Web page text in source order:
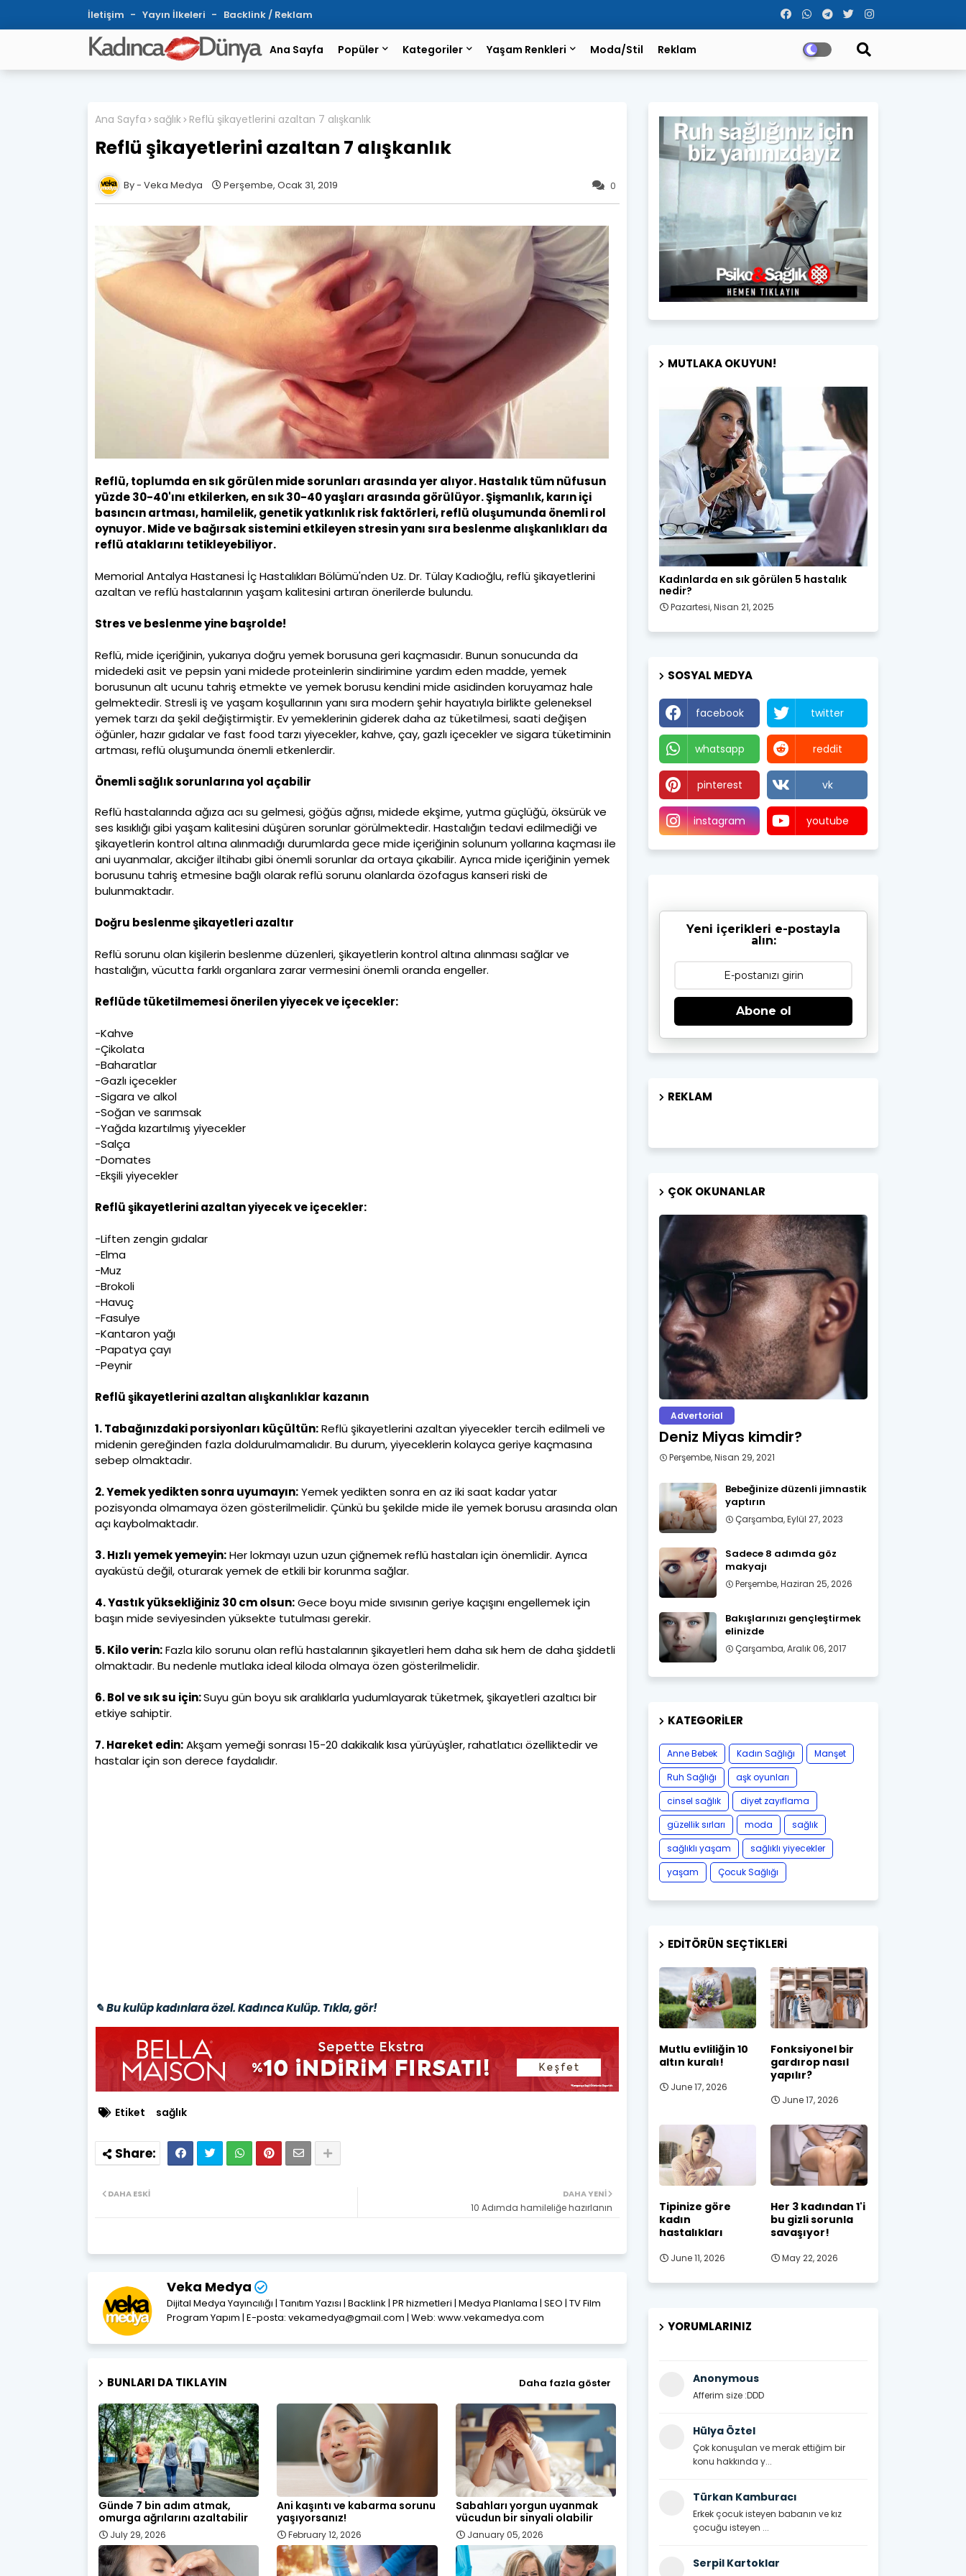
İletişim Yayın İlkeleri Backlink / Reklam
Ana Sayfa Popüler Kategoriler Yaşam Renkleri Moda/Stil Reklam
Ana Sayfa sağlık Reflü şikayetlerini azaltan 7 alışkanlık
Reflü şikayetlerini azaltan 7 alışkanlık
0
Veka Medya Perşembe, Ocak 31, 2019
Reflü, toplumda en sık görülen mide sorunları arasında yer alıyor. Hastalık tüm nüfusun
yüzde 30-40'ını etkilerken, en sık 30-40 yaşları arasında görülüyor. Şişmanlık, karın içi
basıncın artması, hamilelik, genetik yatkınlık risk faktörleri, reflü oluşumunda önemli rol
oynuyor. Mide ve bağırsak sistemini etkileyen stresin yanı sıra beslenme alışkanlıkları da
reflü ataklarını tetikleyebiliyor.
Memorial Antalya Hastanesi İç Hastalıkları Bölümü'nden Uz. Dr. Tülay Kadıoğlu, reflü şikayetlerini
azaltan ve reflü hastalarının yaşam kalitesini artıran önerilerde bulundu.
Stres ve beslenme yine başrolde!
Reflü, mide içeriğinin, yukarıya doğru yemek borusuna geri kaçmasıdır. Bunun sonucunda da
midedeki asit ve pepsin yani midede proteinlerin sindirimine yardım eden madde, yemek
borusunun alt ucunu tahriş etmekte ve yemek borusu kendini mide asidinden koruyamaz hale
gelmektedir. Stresli iş ve yaşam koşullarının yanı sıra modern şehir hayatıyla birlikte geleneksel
yemek tarzı da şekil değiştirmiştir. Ev yemeklerinin giderek daha az tüketilmesi, saati değişen
öğünler, hazır gıdalar ve fast food tarzı yiyecekler, kahve, çay, gazlı içecekler ve sigara tüketiminin
artması, reflü oluşumunda önemli etkenlerdir.
Önemli sağlık sorunlarına yol açabilir
Reflü hastalarında ağıza acı su gelmesi, göğüs ağrısı, midede ekşime, yutma güçlüğü, öksürük ve
ses kısıklığı gibi yaşam kalitesini düşüren sorunlar görülmektedir. Hastalığın tedavi edilmediği ve
şikayetlerin kontrol altına alınmadığı durumlarda gece mide içeriğinin solunum yollarına kaçması ile
ani uyanmalar, akciğer iltihabı gibi önemli sorunlar da ortaya çıkabilir. Ayrıca mide içeriğinin yemek
borusunu tahriş etmesine bağlı olarak reflü sorunu olanlarda özofagus kanseri riski de
bulunmaktadır.
Doğru beslenme şikayetleri azaltır
Reflü sorunu olan kişilerin beslenme düzenleri, şikayetlerin kontrol altına alınması sağlar ve
hastalığın, vücutta farklı organlara zarar vermesini önemli oranda engeller.
Reflüde tüketilmemesi önerilen yiyecek ve içecekler:
-Kahve
-Çikolata
-Baharatlar
-Gazlı içecekler
-Sigara ve alkol
-Soğan ve sarımsak
-Yağda kızartılmış yiyecekler
-Salça
-Domates
-Ekşili yiyecekler
Reflü şikayetlerini azaltan yiyecek ve içecekler:
-Liften zengin gıdalar
-Elma
-Muz
-Brokoli
-Havuç
-Fasulye
-Kantaron yağı
-Papatya çayı
-Peynir
Reflü şikayetlerini azaltan alışkanlıklar kazanın
1. Tabağınızdaki porsiyonları küçültün:Reflü şikayetlerini azaltan yiyecekler tercih edilmeli ve
midenin gereğinden fazla doldurulmamalıdır. Bu durum, yiyeceklerin kolayca geriye kaçmasına
sebep olmaktadır.
2. Yemek yedikten sonra uyumayın:Yemek yedikten sonra en az iki saat kadar yatar
pozisyonda olmamaya özen gösterilmelidir. Çünkü bu şekilde mide ile yemek borusu arasında olan
açı kaybolmaktadır.
3. Hızlı yemek yemeyin:Her lokmayı uzun uzun çiğnemek reflü hastaları için önemlidir. Ayrıca
ayaküstü değil, oturarak yemek de etkili bir korunma sağlar.
4. Yastık yüksekliğiniz 30 cm olsun:Gece boyu mide sıvısının geriye kaçışını engellemek için
başın mide seviyesinden yüksekte tutulması gerekir.
5. Kilo verin:Fazla kilo sorunu olan reflü hastalarının şikayetleri hem daha sık hem de daha şiddetli
olmaktadır. Bu nedenle mutlaka ideal kiloda olmaya özen gösterilmelidir.
6. Bol ve sık su için:Suyu gün boyu sık aralıklarla yudumlayarak tüketmek, şikayetleri azaltıcı bir
etkiye sahiptir.
7. Hareket edin:Akşam yemeği sonrası 15-20 dakikalık kısa yürüyüşler, rahatlatıcı özelliktedir ve
hastalar için son derece faydalıdır.
✎ Bu kulüp kadınlara özel. Kadınca Kulüp. Tıkla, gör!
Etiket sağlık
DAHA YENI
10 Adımda hamileliğe hazırlanın
DAHA ESKI
Veka Medya
Dijital Medya Yayıncılığı | Tanıtım Yazısı | Backlink | PR hizmetleri | Medya Planlama | SEO | TV Film
Program Yapım | E-posta: vekamedya@gmail.com | Web: www.vekamedya.com
BUNLARI DA TIKLAYIN Daha fazla göster
Günde 7 bin adım atmak,
omurga ağrılarını azaltabilir
July 29, 2026
Ani kaşıntı ve kabarma sorunu
yaşıyorsanız!
February 12, 2026
Sabahları yorgun uyanmak
vücudun bir sinyali olabilir
January 05, 2026
MUTLAKA OKUYUN!
Kadın Sağlığı
Kadınlarda en sık görülen 5 hastalık
nedir?
Pazartesi, Nisan 21, 2025
SOSYAL MEDYA
facebook twitter
whatsapp reddit
pinterest vk
instagram youtube
Yeni içerikleri e-postayla
alın:
Abone ol
REKLAM
ÇOK OKUNANLAR
Advertorial
Deniz Miyas kimdir?
Perşembe, Nisan 29, 2021
Bebeğinize düzenli jimnastik
yaptırın
Çarşamba, Eylül 27, 2023
Sadece 8 adımda göz
makyajı
Perşembe, Haziran 25, 2026
Bakışlarınızı gençleştirmek
elinizde
Çarşamba, Aralık 06, 2017
KATEGORILER
Anne Bebek Kadın Sağlığı
Manşet
Ruh Sağlığı
aşk oyunları
cinsel sağlık
diyet zayıflama
güzellik sırları
moda
sağlık
sağlıklı yaşam
sağlıklı yiyecekler
yaşam
Çocuk Sağlığı
EDITÖRÜN SEÇTIKLERI
Mutlu evliliğin 10
altın kuralı!
June 17, 2026
Fonksiyonel bir
gardırop nasıl
yapılır?
June 17, 2026
Tipinize göre
kadın
hastalıkları
June 11, 2026
Her 3 kadından 1'i
bu gizli sorunla
savaşıyor!
May 22, 2026
YORUMLARINIZ
Anonymous
Afferim size :DDD
Hülya Öztel
Çok konuşulan ve merak ettiğim bir
konu hakkında y...
Türkan Kamburacı
Erkek çocuk isteyen babanın ve kız
çocuğu isteyen ...
Serpil Kartoklar